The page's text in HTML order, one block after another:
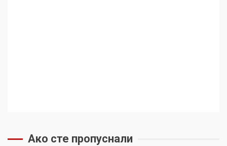
Ако сте пропуснали